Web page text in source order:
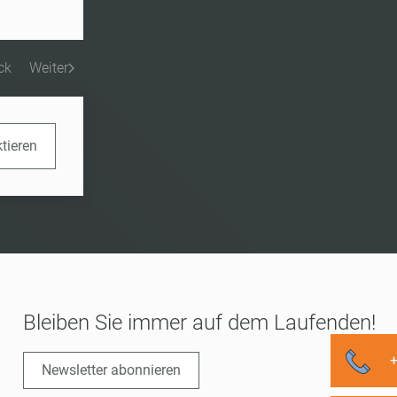
Weiter
Bleiben Sie immer auf dem Laufenden!
Newsletter abonnieren